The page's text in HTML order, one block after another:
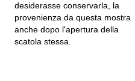
desiderasse conservarla, la
provenienza da questa mostra
anche dopo l'apertura della
scatola stessa.